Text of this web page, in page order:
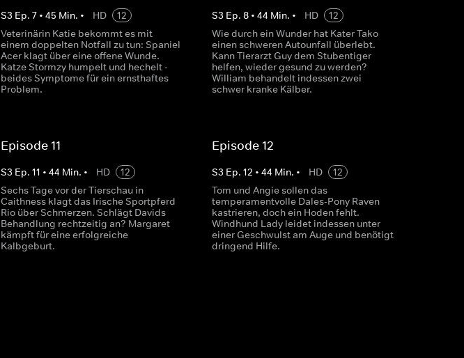
S3 Ep. 7• 45 Min. • HD
12
Veterinärin Katie bekommt es mit
einem doppelten Notfall zu tun: Spaniel
Acer klagt über eine offene Wunde.
Katze Stormzy humpelt und hechelt -
beides Symptome für ein ernsthaftes
Problem.
S3 Ep. 8• 44 Min. • HD
12
Wie durch ein Wunder hat Kater Tako
einen schweren Autounfall überlebt.
Kann Tierarzt Guy dem Stubentiger
helfen, wieder gesund zu werden?
William behandelt indessen zwei
schwer kranke Kälber.
Episode 11
S3 Ep. 11 • 44 Min. • HD
12
Sechs Tage vor der Tierschau in
Caithness klagt das Irische Sportpferd
Rio über Schmerzen. Schlägt Davids
Behandlung rechtzeitig an? Margaret
kämpft für eine erfolgreiche
Kalbgeburt.
Episode 12
S3 Ep. 12 • 44 Min. • HD
12
Tom und Angie sollen das
temperamentvolle Dales-Pony Raven
kastrieren, doch ein Hoden fehlt.
Windhund Lady leidet indessen unter
einer Geschwulst am Auge und benötigt
dringend Hilfe.